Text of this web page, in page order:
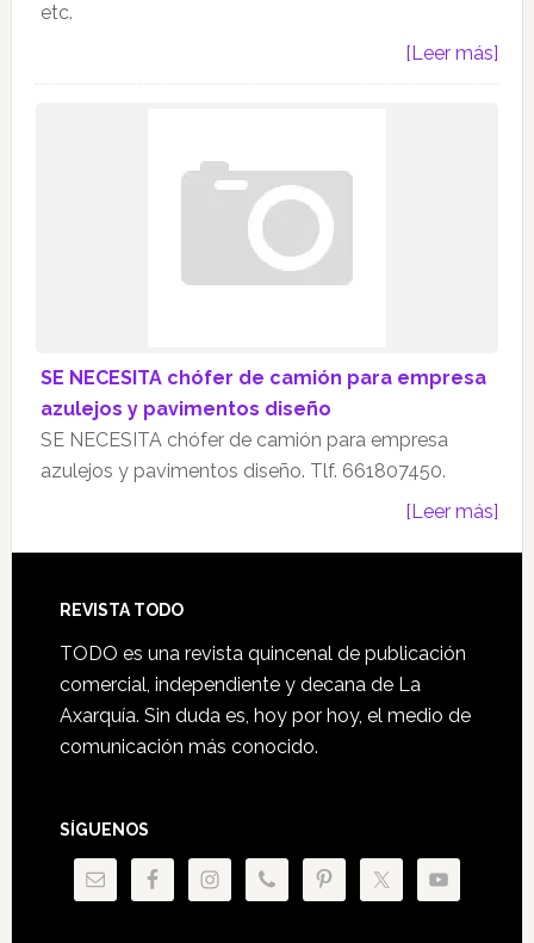
etc.
[Leer más]
SE NECESITA chófer de camión para empresa
azulejos y pavimentos diseño
SE NECESITA chófer de camión para empresa
azulejos y pavimentos diseño. Tlf. 661807450.
[Leer más]
Footer
REVISTA TODO
TODO es una revista quincenal de publicación
comercial, independiente y decana de La
Axarquía. Sin duda es, hoy por hoy, el medio de
comunicación más conocido.
SÍGUENOS